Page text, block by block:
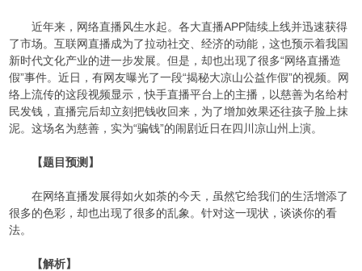
近年来，网络直播风生水起。各大直播APP陆续上线并迅速获得
了市场。互联网直播成为了拉动社交、经济的动能，这也预示着我国
新时代文化产业的进一步发展。但是，却也出现了很多“网络直播造
假”事件。近日，有网友曝光了一段“揭秘大凉山公益作假”的视频。网
络上流传的这段视频显示，快手直播平台上的主播，以慈善为名给村
民发钱，直播完后却立刻把钱收回来，为了增加效果还往孩子脸上抹
泥。这场名为慈善，实为“骗钱”的闹剧近日在四川凉山州上演。
【题目预测】
在网络直播发展得如火如荼的今天，虽然它给我们的生活增添了
很多的色彩，却也出现了很多的乱象。针对这一现状，谈谈你的看
法。
【解析】